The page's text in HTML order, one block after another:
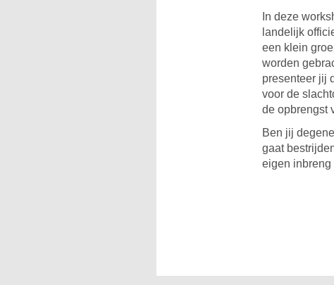
In deze
landelijk
een klein
worden
presenteer jij
voor de
de opbrengst
Ben jij
gaat
eigen inbreng